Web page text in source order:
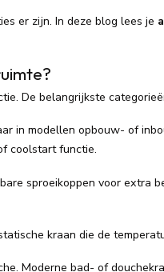
er zijn. In deze blog lees je
De belangrijkste
in modellen opbouw- of
coolstart functie.
sproeikoppen voor extra
kraan die de
Moderne bad- of